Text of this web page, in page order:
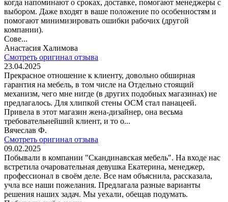
когда напоминают о сроках, доставке, помогают менеджеры с
выбором. Даже входят в ваше положение по особенностям и
помогают минимизировать ошибки рабочих (другой
компании).
Сове...
Анастасия Халимова
Смотреть оригинал отзыва
23.04.2025
Прекрасное отношение к клиенту, довольно обширная
гарантия на мебель, в том числе на Отдельно стоящий
механизм, чего мне нигде (в других подобных магазинах) не
предлагалось. Для хлипкой стены ОСМ стал панацеей.
Привела в этот магазин жена-дизайнер, она весьма
требовательнейший клиент, и то о...
Вячеслав Ф.
Смотреть оригинал отзыва
09.02.2025
Побывали в компании "Скандинавская мебель". На входе нас
встретила очаровательная девушка Екатерина, менеджер,
профессионал в своём деле. Все нам объяснила, рассказала,
учла все наши пожелания. Предлагала разные варианты
решения наших задач. Мы уехали, обещав подумать.